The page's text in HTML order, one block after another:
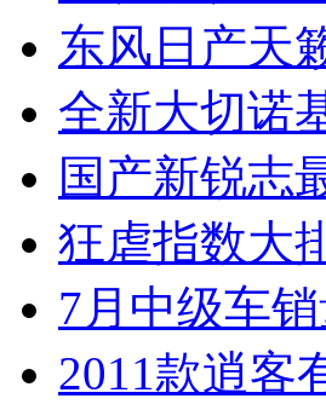
东风日产天
全新大切诺
国产新锐志
狂虐指数大
7月中级车
2011款逍客